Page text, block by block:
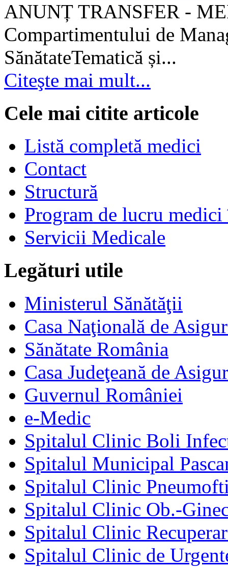
ANUNȚ TRANSFER -
Compartimentului de
SănătateTematică și...
Citeşte mai mult...
Cele mai citite articole
Listă completă medici
Contact
Structură
Program de lucru
Servicii Medicale
Legături utile
Ministerul Sănătăţii
Casa Naţională de
Sănătate România
Casa Judeţeană de
Guvernul României
e-Medic
Spitalul Clinic Boli
Spitalul Municipal
Spitalul Clinic
Spitalul Clinic Ob.-
Spitalul Clinic
Spitalul Clinic de